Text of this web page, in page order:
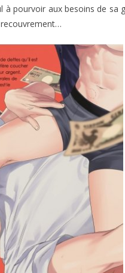
pourvoir aux besoins de sa
recouvrement…